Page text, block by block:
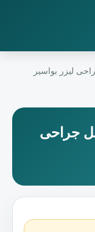
لیزر بواسیر
جراحی